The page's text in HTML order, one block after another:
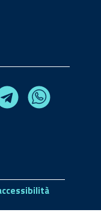
TelegramWhatsapp